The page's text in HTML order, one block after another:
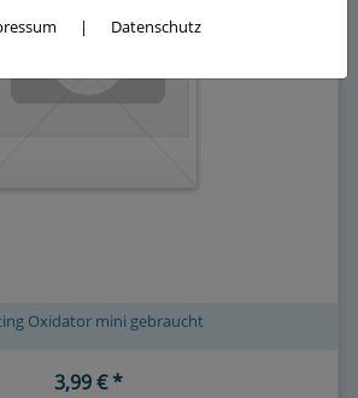
Oxidator mini gebraucht
3,99 € *
| Datenschutz